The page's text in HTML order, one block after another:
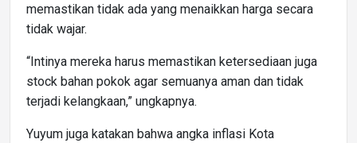
memastikan tidak ada yang menaikkan harga secara
tidak wajar.
“Intinya mereka harus memastikan ketersediaan juga
stock bahan pokok agar semuanya aman dan tidak
terjadi kelangkaan,” ungkapnya.
Yuyum juga katakan bahwa angka inflasi Kota